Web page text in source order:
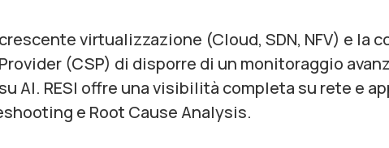
virtualizzazione (Cloud, SDN, NFV) e
(CSP) di disporre di un monitoraggio
AI. RESI offre una visibilità completa su rete e
e Root Cause Analysis.